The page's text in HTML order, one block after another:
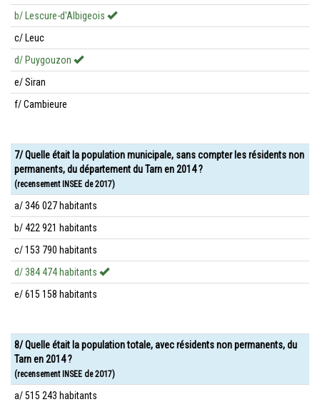
b/ Lescure-d'Albigeois
c/ Leuc
d/ Puygouzon
e/ Siran
f/ Cambieure
7/ Quelle était la population municipale, sans compter les résidents non
permanents, du département du Tarn en 2014 ?
(recensement INSEE de 2017)
a/ 346 027 habitants
b/ 422 921 habitants
c/ 153 790 habitants
d/ 384 474 habitants
e/ 615 158 habitants
8/ Quelle était la population totale, avec résidents non permanents, du
Tarn en 2014 ?
(recensement INSEE de 2017)
a/ 515 243 habitants